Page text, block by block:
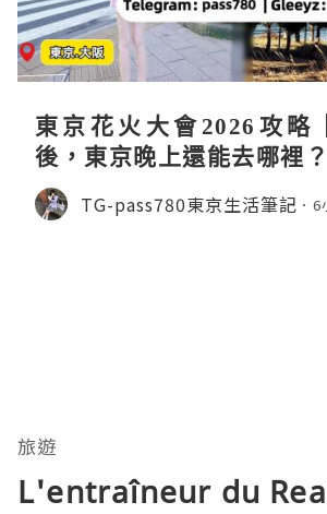
東京花火大會2026攻略
後，東京晚上還能去哪裡？
TG-pass780東京生活筆記 6
旅遊
L'entraîneur du